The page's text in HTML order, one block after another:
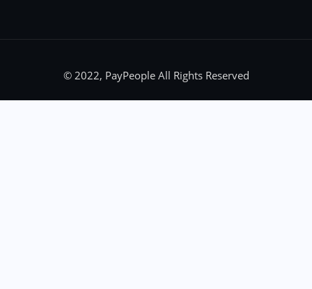
© 2022, PayPeople All Rights Reserved